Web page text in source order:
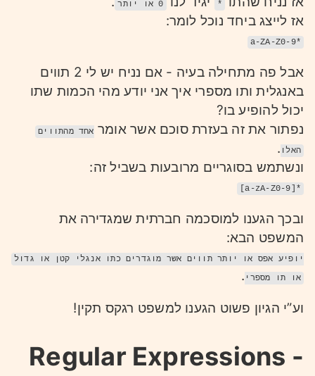
* 0 או יותר
אז לייצג ביחד נוכל לומר:
a-ZA-Z0-9*
אבל פה מתחילה בעיה - אם נניח יש לי 2 תווים
באנגלית ותו מספרי איך אני יודע מהי הכמות שתו
יכול להופיע בו?
נפתור את זה בעזרת סוכם אשר אומראחד מהתווים
האלו .
ונשתמש בסוגריים מרובעות בשביל זה:
[a-zA-Z0-9]*
ובכך הגענו למוסכמה חברתית שמגדירה את
המשפט הבא:
יופיע אפס או יותר תווים אשר מוגדרים כתו אנגלי קטן או גדול
או תו מספרי.
וע”י הגיון פשוט הגענו למשפט רגקס תקין!
Regular Expressions -